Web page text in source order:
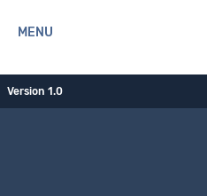
MENU
Version 1.0